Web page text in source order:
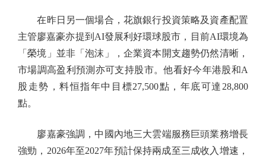
在昨日另一個場合，花旗銀行投資策略及資產配置
主管廖嘉豪亦提到AI發展利好環球股市，目前AI環境為
「榮境」並非「泡沫」，企業資本開支趨勢仍然清晰，
市場調高盈利預測亦可支持股市。他看好今年港股和A
股走勢，料恒指年中目標27,500點，年底可達28,800
點。
廖嘉豪強調，中國內地三大雲端服務巨頭業務增長
強勁，2026年至2027年預計保持兩成至三成收入增速，